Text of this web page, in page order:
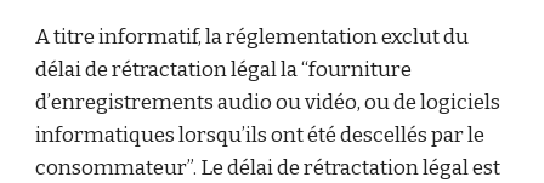
A titre informatif, la réglementation exclut du
délai de rétractation légal la “fourniture
d’enregistrements audio ou vidéo, ou de logiciels
informatiques lorsqu’ils ont été descellés par le
consommateur”. Le délai de rétractation légal est